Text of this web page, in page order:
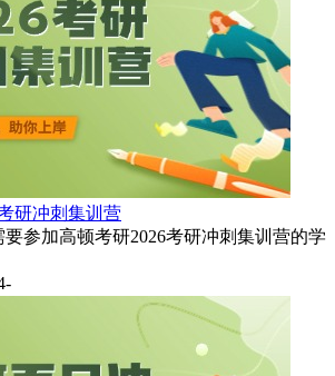
研冲刺集训营
要参加高顿考研2026考研冲刺集训营的学